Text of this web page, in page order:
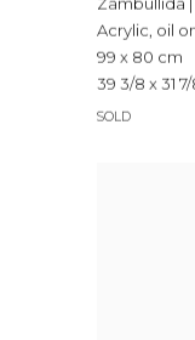
Zambullida
Acrylic, oil
99 x 80 cm
39 3/8 x 31
SOLD